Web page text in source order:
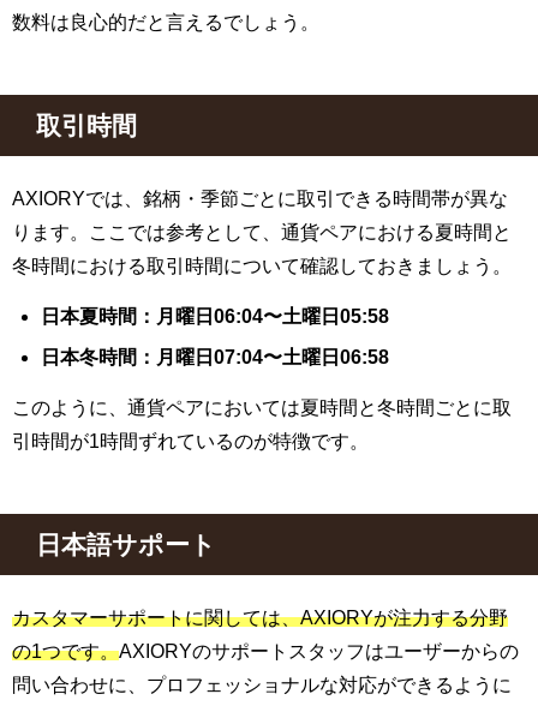
数料は良心的だと言えるでしょう。
取引時間
AXIORYでは、銘柄・季節ごとに取引できる時間帯が異な
ります。ここでは参考として、通貨ペアにおける夏時間と
冬時間における取引時間について確認しておきましょう。
日本夏時間：月曜日06:04〜土曜日05:58
日本冬時間：月曜日07:04〜土曜日06:58
このように、通貨ペアにおいては夏時間と冬時間ごとに取
引時間が1時間ずれているのが特徴です。
日本語サポート
カスタマーサポートに関しては、AXIORYが注力する分野
の1つです。AXIORYのサポートスタッフはユーザーからの
問い合わせに、プロフェッショナルな対応ができるように